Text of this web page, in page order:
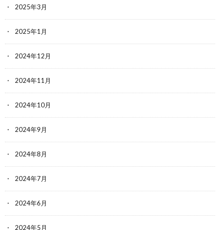
2025年3月
2025年1月
2024年12月
2024年11月
2024年10月
2024年9月
2024年8月
2024年7月
2024年6月
2024年5月